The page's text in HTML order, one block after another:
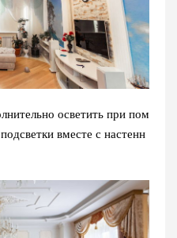
осветить при пом
вместе с настенн